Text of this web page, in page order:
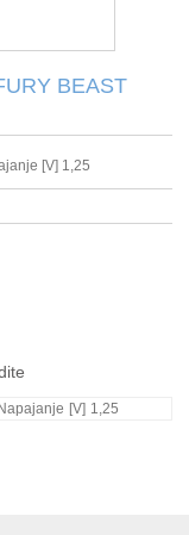
BEAST
[V] 1,25
[V] 1,25